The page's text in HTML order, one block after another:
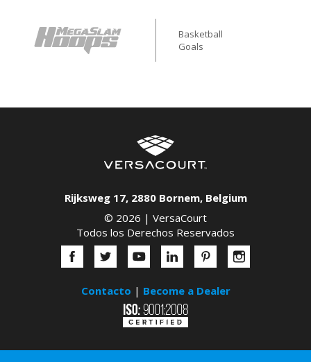
Basketball
Goals
Rijksweg 17, 2880 Bornem, Belgium
© 2026 | VersaCourt
Todos los Derechos Reservados
Contacto | Become a Dealer